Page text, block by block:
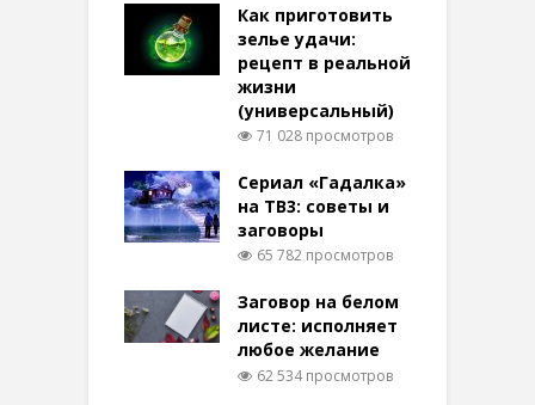
Как приготовить
зелье удачи:
рецепт в реальной
жизни
(универсальный)
71 028 просмотров
Сериал «Гадалка»
на ТВ3: советы и
заговоры
65 782 просмотров
Заговор на белом
листе: исполняет
любое желание
62 534 просмотров